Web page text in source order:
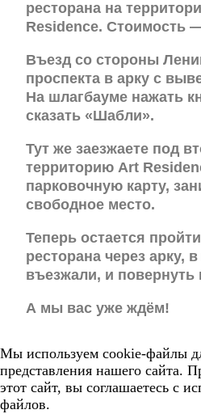
ресторана на
Residence. Стоимость
Въезд со стороны
проспекта в арку с
На шлагбауме нажать
сказать «Шабли».
Тут же заезжаете под
территорию Art
парковочную карту,
свободное место.
Теперь остается
ресторана через арку,
въезжали, и повернуть
А мы вас уже ждём!
Мы используем cookie-файлы
представления нашего сайта.
этот сайт, вы соглашаетесь с
файлов.